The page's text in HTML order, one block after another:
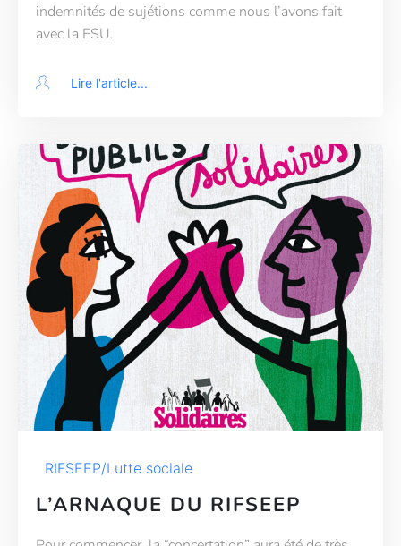
indemnités de sujétions comme nous l’avons fait
avec la FSU.
Lire l'article...
RIFSEEP/Lutte sociale
L’ARNAQUE DU RIFSEEP